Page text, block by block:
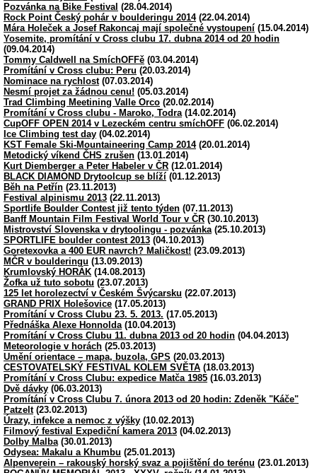
Pozvánka na Bike Festival (28.04.2014)
Rock Point Český pohár v boulderingu 2014(22.04.2014)
Mára Holeček a Josef Rakoncaj mají společné vystoupení (15.04.2014)
Yosemite, promítání v Cross clubu 17. dubna 2014 od 20 hodin
(09.04.2014)
Tommy Caldwell na SmíchOFFě (03.04.2014)
Promítání v Cross clubu: Peru (20.03.2014)
Nominace na rychlost(07.03.2014)
Nesmí projet za žádnou cenu! (05.03.2014)
Trad Climbing Meetining Valle Orco (20.02.2014)
Promítání v Cross clubu - Maroko, Todra(14.02.2014)
CupOFF OPEN 2014 v Lezeckém centru smíchOFF (06.02.2014)
Ice Climbing test day (04.02.2014)
KST Female Ski-Mountaineering Camp 2014(20.01.2014)
Metodický víkend ČHS zrušen (13.01.2014)
Kurt Diemberger a Peter Habeler v ČR (12.01.2014)
BLACK DIAMOND Drytoolcup se blíží (01.12.2013)
Běh na Petřín (23.11.2013)
Festival alpinismu 2013 (22.11.2013)
Sportlife Boulder Contest již tento týden (07.11.2013)
Banff Mountain Film Festival World Tour v ČR (30.10.2013)
Mistrovství Slovenska v drytoolingu - pozvánka(25.10.2013)
SPORTLIFE boulder contest 2013 (04.10.2013)
Goretexovka a 400 EUR navrch? Maličkost! (23.09.2013)
MČR v boulderingu (13.09.2013)
Krumlovský HORÁK (14.08.2013)
Žofka už tuto sobotu (23.07.2013)
125 let horolezectví v Českém Švýcarsku (22.07.2013)
GRAND PRIX Holešovice (17.05.2013)
Promítání v Cross Clubu 23. 5. 2013. (17.05.2013)
Přednáška Alexe Honnolda(10.04.2013)
Promítání v Cross Clubu 11. dubna 2013 od 20 hodin (04.04.2013)
Meteorologie v horách (25.03.2013)
Umění orientace – mapa, buzola, GPS (20.03.2013)
CESTOVATELSKÝ FESTIVAL KOLEM SVĚTA (18.03.2013)
Promítání v Cross Clubu: expedice Matča 1985 (16.03.2013)
Dvě dávky (06.03.2013)
Promítání v Cross Clubu 7. února 2013 od 20 hodin: Zdeněk "Káče"
Patzelt(23.02.2013)
Úrazy, infekce a nemoc z výšky (10.02.2013)
Filmový festival Expediční kamera 2013 (04.02.2013)
Dolby Malba(30.01.2013)
Odysea: Makalu a Khumbu (25.01.2013)
Alpenverein – rakouský horský svaz a pojištění do terénu (23.01.2013)